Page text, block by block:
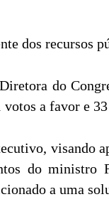
dos recursos
do
a favor e
visando
do
a uma